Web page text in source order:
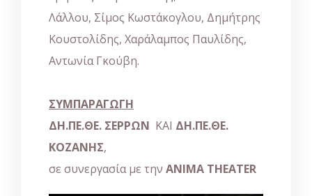
Λάλλου, Σίμος Κωστάκογλου, Δημήτρης
Κουστολίδης, Χαράλαμπος Παυλίδης,
Αντωνία Γκούβη.
ΣΥΜΠΑΡΑΓΩΓΗ
ΔΗ.ΠΕ.ΘΕ. ΣΕΡΡΩΝ ΚΑΙ ΔΗ.ΠΕ.ΘΕ.
ΚΟΖΑΝΗΣ,
σε συνεργασία με την ANIMA THEATER